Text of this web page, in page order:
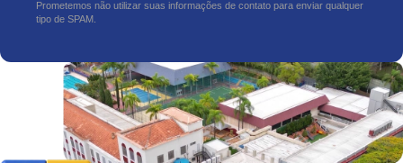
Prometemos não utilizar suas informações de contato para enviar qualquer
tipo de SPAM.